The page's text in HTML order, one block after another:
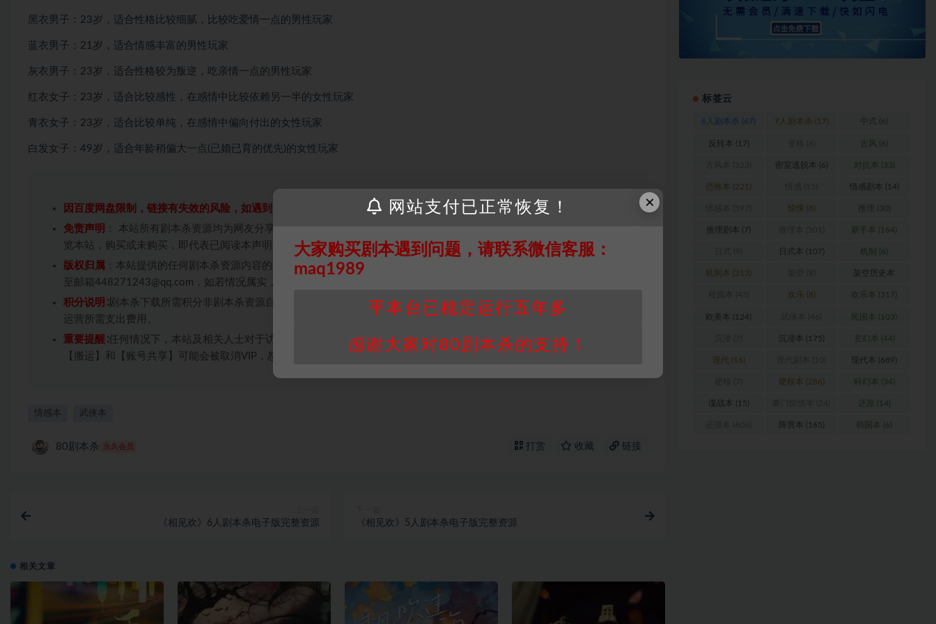
黑衣男子：23岁，适合性格比较细腻，比较吃爱情一点的男性玩家
蓝衣男子：21岁，适合情感丰富的男性玩家
灰衣男子：23岁，适合性格较为叛逆，吃亲情一点的男性玩家
红衣女子：23岁，适合比较感性，在感情中比较依赖另一半的女性玩家
青衣女子：23岁，适合比较单纯，在感情中偏向付出的女性玩家
白发女子：49岁，适合年龄稍偏大一点(已婚已育的优先)的女性玩家
因百度网盘限制，链接有失效的风险，如遇到无效链接请联系客服补发！！！网盘不限速下载神器→点此下载
免责声明 ： 本站所有剧本杀资源均为网友分享投稿+个人整理而来，仅供学习研究使用，请勿用于商业用途!任何人访问、浏
览本站，购买或未购买，即代表已阅读本声明，理解并同意受本条约约束，并遵守所有适用的法律法规。
版权归属 ：本站提供的任何剧本杀资源内容的版权均属于机关版权或权利人。如有侵权，请发邮件通知并提供相关证实资料
至邮箱448271243@qq.com，如若情况属实，我们将会在三天内下架相关剧本攻略。
积分说明 ∶剧本杀下载所需积分非剧本杀资源自身价值，本站积分为本站收取的赞助费，用于本站整理资料的时间成本及网站
运营所需支出费用。
重要提醒 ∶任何情况下，本站及相关人士对于访问或购买使用引起的任何行为和纠纷，本站概不承担任何责任。未经许可的
【搬运】和【账号共享】可能会被取消VIP，恕不另行通知！
情感本 武侠本
80剧本杀 永久会员 打赏 收藏 链接
《相见欢》6人剧本杀电子版完整资源 《相见欢》5人剧本杀电子版完整资源
相关文章
标签云
6人剧本杀 (67) 7人剧本杀 (17) 中式 (6)
反转本 (17) 古风 (6)
密室逃脱本 (6) 对抗本 (33)
恐怖本 (221) 情感剧本 (14)
惊悚 (8) 推理 (30)
推理剧本 (7) 新手本 (164)
日式本 (107) 机制 (6)
机制本 (313) 架空历史本
(102)
欢乐 (8) 欢乐本 (317)
欧美本 (124) 民国本 (103)
沉浸本 (175) 玄幻本 (44)
现代 (16) 现代本 (689)
硬核本 (286) 科幻本 (34)
谍战本 (15) 还原 (14)
阵营本 (165) 韩国本 (6)
×
网站支付已正常恢复！
大家购买剧本遇到问题，请联系微信客服：
maq1989
平本台已稳定运行五年多
感谢大家对80剧本杀的支持！